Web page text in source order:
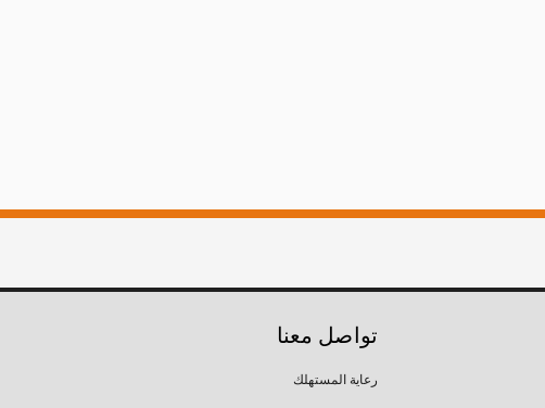
تواصل معنا
رعاية المستهلك